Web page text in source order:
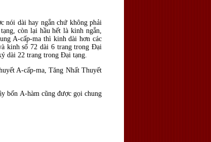
nói dài hay ngắn chứ không phải
còn lại hầu hết là kinh ngắn,
A-cấp-ma thì kinh dài hơn các
kinh số 72 dài 6 trang trong Đại
dài 22 trang trong Đại tạng.
A-cấp-ma, Tăng Nhất Thuyết
bốn A-hàm cũng được gọi chung